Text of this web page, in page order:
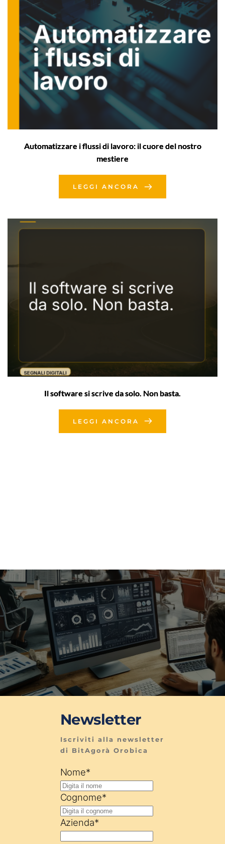
Automatizzare i flussi di lavoro: il cuore del nostro
mestiere
LEGGI ANCORA
Il software si scrive da solo. Non basta.
LEGGI ANCORA
Newsletter
Iscriviti alla newsletter
di BitAgorà Orobica
Nome*
Cognome*
Azienda*